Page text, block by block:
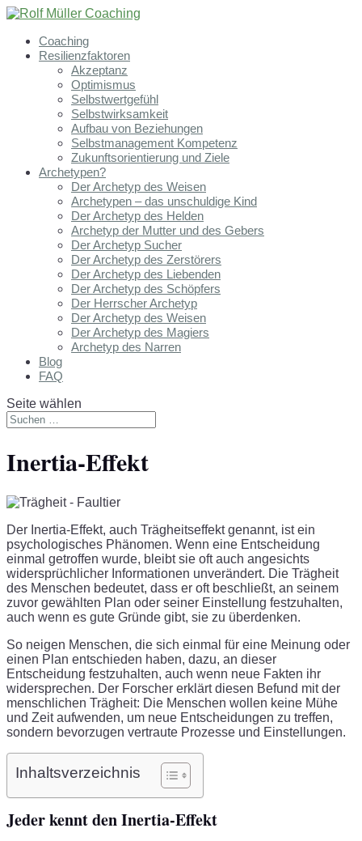
Coaching
Resilienzfaktoren
Akzeptanz
Optimismus
Selbstwertgefühl
Selbstwirksamkeit
Aufbau von Beziehungen
Selbstmanagement Kompetenz
Zukunftsorientierung und Ziele
Archetypen?
Der Archetyp des Weisen
Archetypen – das unschuldige Kind
Der Archetyp des Helden
Archetyp der Mutter und des Gebers
Der Archetyp Sucher
Der Archetyp des Zerstörers
Der Archetyp des Liebenden
Der Archetyp des Schöpfers
Der Herrscher Archetyp
Der Archetyp des Weisen
Der Archetyp des Magiers
Archetyp des Narren
Blog
FAQ
Seite wählen
Inertia-Effekt
Der Inertia-Effekt, auch Trägheitseffekt genannt, ist ein
psychologisches Phänomen. Wenn eine Entscheidung
einmal getroffen wurde, bleibt sie oft auch angesichts
widersprüchlicher Informationen unverändert. Die Trägheit
des Menschen bedeutet, dass er oft beschließt, an seinem
zuvor gewählten Plan oder seiner Einstellung festzuhalten,
auch wenn es gute Gründe gibt, sie zu überdenken.
So neigen Menschen, die sich einmal für eine Meinung oder
einen Plan entschieden haben, dazu, an dieser
Entscheidung festzuhalten, auch wenn neue Fakten ihr
widersprechen. Der Forscher erklärt diesen Befund mit der
menschlichen Trägheit: Die Menschen wollen keine Mühe
und Zeit aufwenden, um neue Entscheidungen zu treffen,
sondern bevorzugen vertraute Prozesse und Einstellungen.
Inhaltsverzeichnis
Jeder kennt den Inertia-Effekt